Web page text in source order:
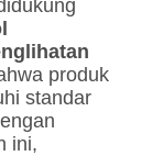
produk
standar
ini,